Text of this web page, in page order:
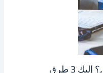
تعمل مع مدير صعب المراس؟ إليك 3 طرق